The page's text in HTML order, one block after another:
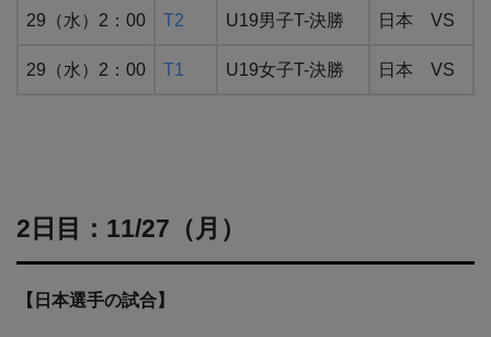
29（水）2：00 T2 U19男子T-決勝 日本 VS 中
29（水）2：00 T1 U19女子T-決勝 日本 VS 中
2日目：11/27（月）
【日本選手の試合】